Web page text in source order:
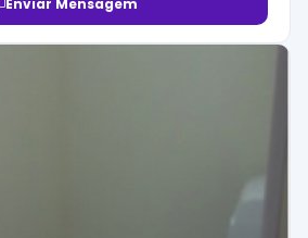
Enviar Mensagem